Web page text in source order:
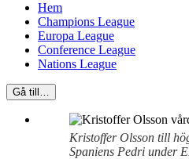
Hem
Champions League
Europa League
Conference League
Nations League
Gå till…
Kristoffer Olsson till
Spaniens Pedri under